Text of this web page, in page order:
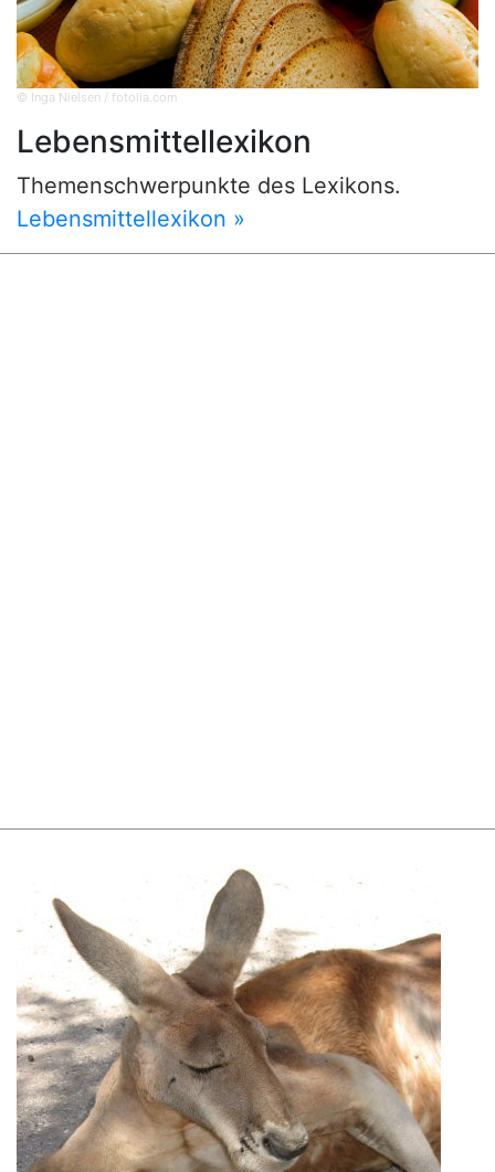
© Inga Nielsen / fotolia.com
Lebensmittellexikon
Themenschwerpunkte des Lexikons.
Lebensmittellexikon »